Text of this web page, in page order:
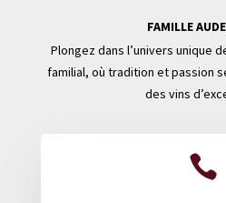
FAMILLE
Plongez dans l’univers unique
familial, où tradition et passion
des vins
